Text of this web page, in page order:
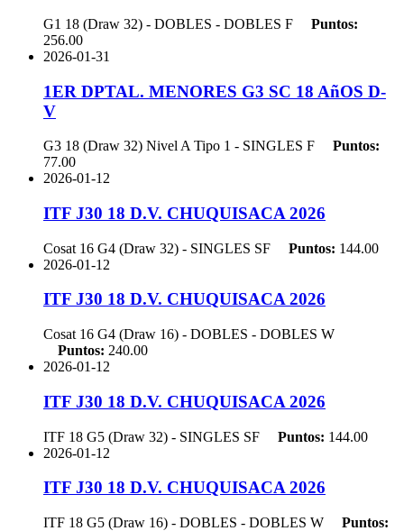
G1 18 (Draw 32) - DOBLES - DOBLES F
Puntos:
256.00
2026-01-31
1ER DPTAL. MENORES G3 SC 18 AñOS D-
V
G3 18 (Draw 32) Nivel A Tipo 1 - SINGLES F
Puntos:
77.00
2026-01-12
ITF J30 18 D.V. CHUQUISACA 2026
Cosat 16 G4 (Draw 32) - SINGLES SF Puntos: 144.00
2026-01-12
ITF J30 18 D.V. CHUQUISACA 2026
Cosat 16 G4 (Draw 16) - DOBLES - DOBLES W
Puntos: 240.00
2026-01-12
ITF J30 18 D.V. CHUQUISACA 2026
ITF 18 G5 (Draw 32) - SINGLES SF Puntos: 144.00
2026-01-12
ITF J30 18 D.V. CHUQUISACA 2026
ITF 18 G5 (Draw 16) - DOBLES - DOBLES W
Puntos: